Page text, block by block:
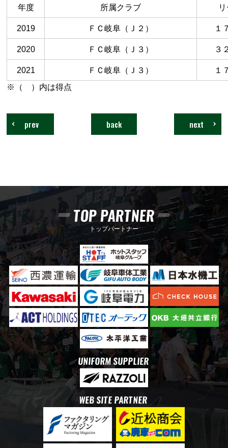
年度
所属クラブ
2019 ＦＣ岐阜（Ｊ２） １
2020 ＦＣ岐阜（Ｊ３） ３
2021 ＦＣ岐阜（Ｊ３）
１
※（ ）内は得点
next
back
prev
TOP PARTNER
トップパートナー
UNIFORM SUPPLIER
WEB SITE PARTNER